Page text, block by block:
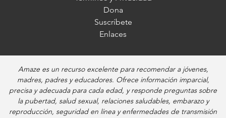
Dona
Suscríbete
Enlaces
Amaze es un recurso excelente para recomendar a jóvenes,
madres, padres y educadores. Ofrece información imparcial,
precisa y adecuada para cada edad, y responde preguntas sobre
la pubertad, salud sexual, relaciones saludables, embarazo y
reproducción, seguridad en línea y enfermedades de transmisión